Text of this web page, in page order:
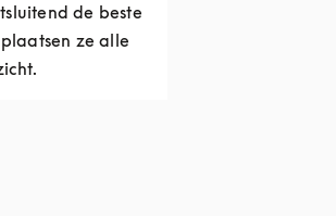
de beste
ze alle